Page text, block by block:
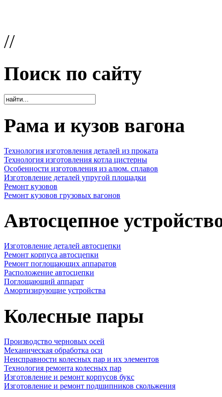
//
Поиск по сайту
Рама и кузов вагона
Технология изготовления деталей из проката
Технология изготовления котла цистерны
Особенности изготовления из алюм. сплавов
Изготовление деталей упругой площадки
Ремонт кузовов
Ремонт кузовов грузовых вагонов
Автосцепное
Изготовление деталей автосцепки
Ремонт корпуса автосцепки
Ремонт поглощающих аппаратов
Расположение автосцепки
Поглощающий аппарат
Амортизирующие устройства
Колесные пары
Производство черновых осей
Механическая обработка оси
Неисправности колесных пар и их элементов
Технология ремонта колесных пар
Изготовление и ремонт корпусов букс
Изготовление и ремонт подшипников скольжения